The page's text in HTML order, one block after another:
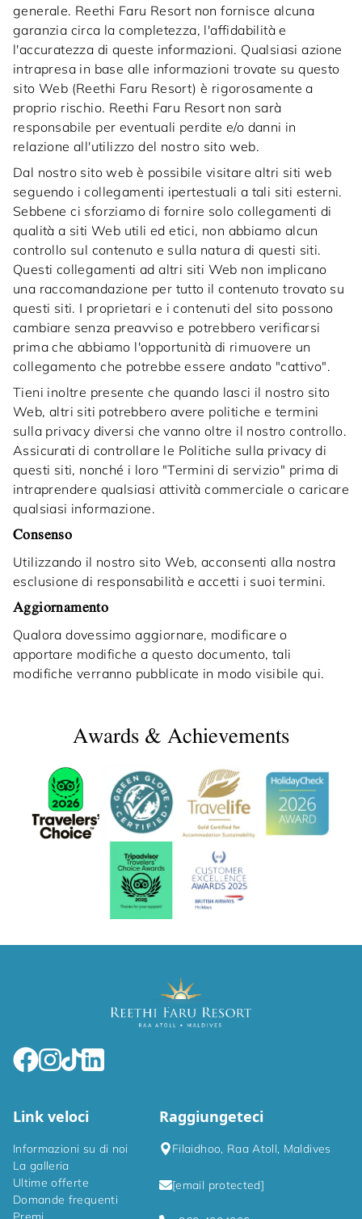
generale. Reethi Faru Resort non fornisce alcuna
garanzia circa la completezza, l'affidabilità e
l'accuratezza di queste informazioni. Qualsiasi azione
intrapresa in base alle informazioni trovate su questo
sito Web (Reethi Faru Resort) è rigorosamente a
proprio rischio. Reethi Faru Resort non sarà
responsabile per eventuali perdite e/o danni in
relazione all'utilizzo del nostro sito web.
Dal nostro sito web è possibile visitare altri siti web
seguendo i collegamenti ipertestuali a tali siti esterni.
Sebbene ci sforziamo di fornire solo collegamenti di
qualità a siti Web utili ed etici, non abbiamo alcun
controllo sul contenuto e sulla natura di questi siti.
Questi collegamenti ad altri siti Web non implicano
una raccomandazione per tutto il contenuto trovato su
questi siti. I proprietari e i contenuti del sito possono
cambiare senza preavviso e potrebbero verificarsi
prima che abbiamo l'opportunità di rimuovere un
collegamento che potrebbe essere andato "cattivo".
Tieni inoltre presente che quando lasci il nostro sito
Web, altri siti potrebbero avere politiche e termini
sulla privacy diversi che vanno oltre il nostro controllo.
Assicurati di controllare le Politiche sulla privacy di
questi siti, nonché i loro "Termini di servizio" prima di
intraprendere qualsiasi attività commerciale o caricare
qualsiasi informazione.
Consenso
Utilizzando il nostro sito Web, acconsenti alla nostra
esclusione di responsabilità e accetti i suoi termini.
Aggiornamento
Qualora dovessimo aggiornare, modificare o
apportare modifiche a questo documento, tali
modifiche verranno pubblicate in modo visibile qui.
Awards & Achievements
Link veloci
Informazioni su di noi
La galleria
Ultime offerte
Domande frequenti
Raggiungeteci
Filaidhoo, Raa Atoll, Maldives
[email protected]